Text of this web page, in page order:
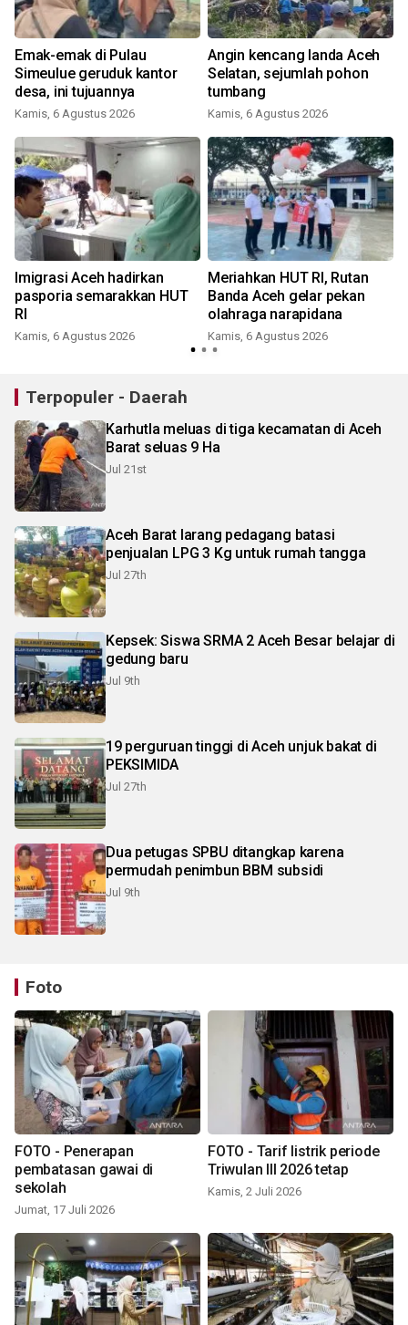
Emak-emak di Pulau
Simeulue geruduk kantor
desa, ini tujuannya
Kamis, 6 Agustus 2026
Angin kencang landa Aceh
Selatan, sejumlah pohon
tumbang
Kamis, 6 Agustus 2026
Imigrasi Aceh hadirkan
pasporia semarakkan HUT
RI
Kamis, 6 Agustus 2026
Meriahkan HUT RI, Rutan
Banda Aceh gelar pekan
olahraga narapidana
Kamis, 6 Agustus 2026
Terpopuler - Daerah
Karhutla meluas di tiga kecamatan di Aceh
Barat seluas 9 Ha
Jul 21st
Aceh Barat larang pedagang batasi
penjualan LPG 3 Kg untuk rumah tangga
Jul 27th
Kepsek: Siswa SRMA 2 Aceh Besar belajar di
gedung baru
Jul 9th
19 perguruan tinggi di Aceh unjuk bakat di
PEKSIMIDA
Jul 27th
Dua petugas SPBU ditangkap karena
permudah penimbun BBM subsidi
Jul 9th
Foto
FOTO - Penerapan
pembatasan gawai di
sekolah
Jumat, 17 Juli 2026
FOTO - Tarif listrik periode
Triwulan III 2026 tetap
Kamis, 2 Juli 2026